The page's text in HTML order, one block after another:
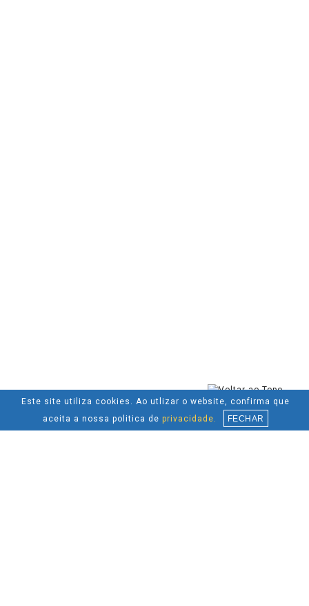
Este site utiliza cookies. Ao utlizar o website, confirma que
aceita a nossa politica de privacidade. FECHAR